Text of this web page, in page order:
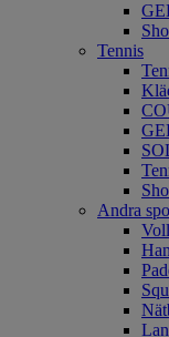
Tennis
Andra